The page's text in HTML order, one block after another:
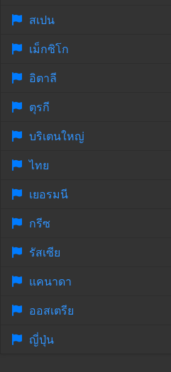
สเปน
เม็กซิโก
อิตาลี
ตุรกี
บริเตนใหญ่
ไทย
เยอรมนี
กรีซ
รัสเซีย
แคนาดา
ออสเตรีย
ญี่ปุ่น